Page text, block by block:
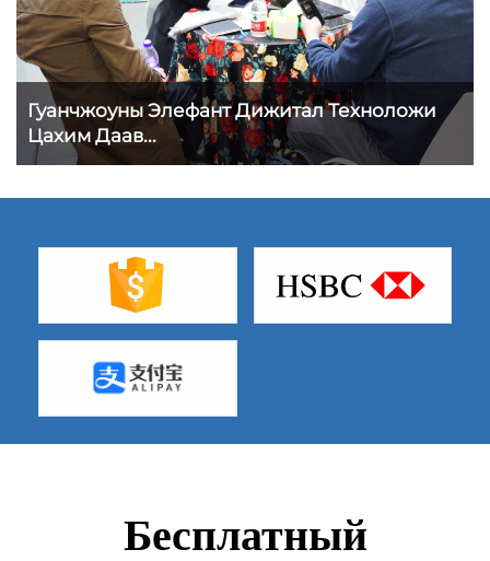
Гуанчжоуны Элефант Дижитал Техноложи
Цахим Даав...
Бесплатный